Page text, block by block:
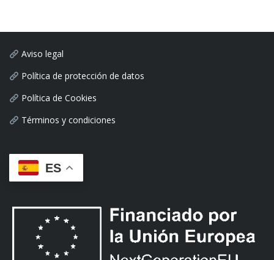
Aviso legal
Política de protección de datos
Política de Cookies
Términos y condiciones
ES